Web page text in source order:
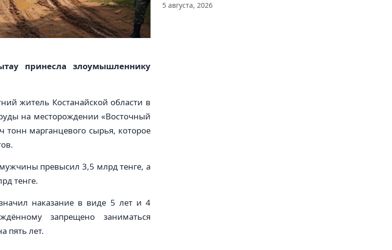
принесла злоумышленнику
житель Костанайской области в
на месторождении «Восточный
тонн марганцевого сырья, которое
превысил 3,5 млрд тенге, а
тенге.
наказание в виде 5 лет и 4
запрещено заниматься
пять лет.
5 августа, 2026